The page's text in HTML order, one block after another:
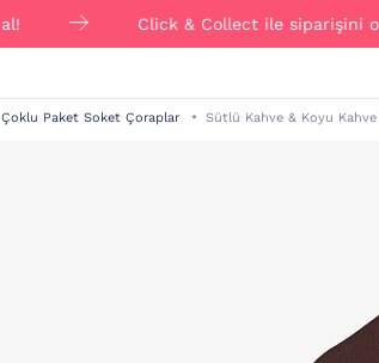
Click & Collect ile siparişini online
Çoklu Paket Soket Çoraplar Sütlü Kahve & Koyu